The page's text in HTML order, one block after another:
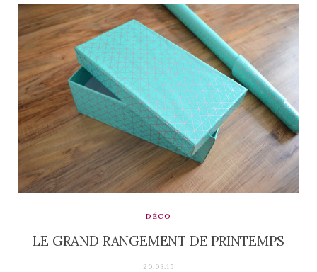
DÉCO
LE GRAND RANGEMENT DE PRINTEMPS
20.03.15